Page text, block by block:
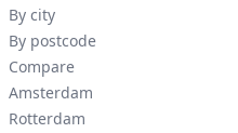
By city
By postcode
Compare
Amsterdam
Rotterdam